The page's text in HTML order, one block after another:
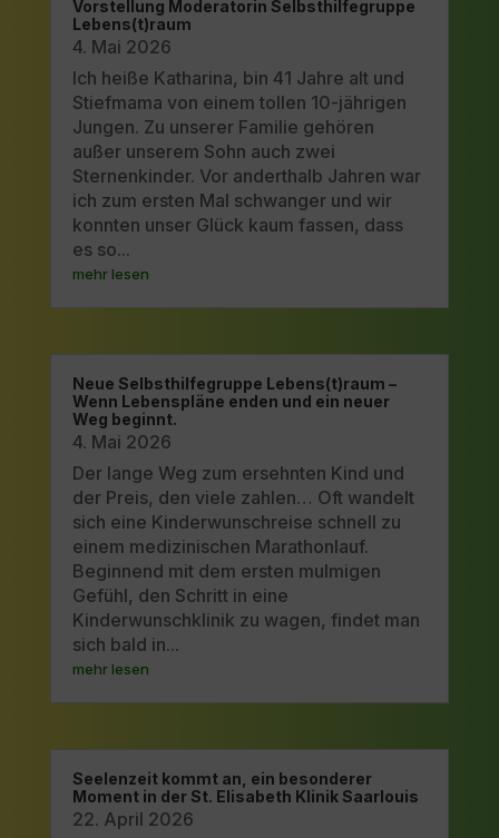
Vorstellung Moderatorin Selbsthilfegruppe
Lebens(t)raum
4. Mai 2026
Ich heiße Katharina, bin 41 Jahre alt und
Stiefmama von einem tollen 10-jährigen
Jungen. Zu unserer Familie gehören
außer unserem Sohn auch zwei
Sternenkinder. Vor anderthalb Jahren war
ich zum ersten Mal schwanger und wir
konnten unser Glück kaum fassen, dass
es so...
mehr lesen
Neue Selbsthilfegruppe Lebens(t)raum –
Wenn Lebenspläne enden und ein neuer
Weg beginnt.
4. Mai 2026
Der lange Weg zum ersehnten Kind und
der Preis, den viele zahlen… Oft wandelt
sich eine Kinderwunschreise schnell zu
einem medizinischen Marathonlauf.
Beginnend mit dem ersten mulmigen
Gefühl, den Schritt in eine
Kinderwunschklinik zu wagen, findet man
sich bald in...
mehr lesen
Seelenzeit kommt an, ein besonderer
Moment in der St. Elisabeth Klinik Saarlouis
22. April 2026